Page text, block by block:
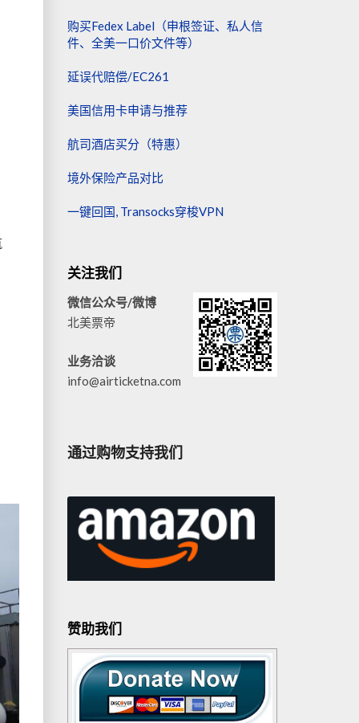
购买Fedex Label（申根签证、私人信
件、全美一口价文件等）
延误代赔偿/EC261
美国信用卡申请与推荐
航司酒店买分（特惠）
境外保险产品对比
一键回国, Transocks穿梭VPN
关注我们
微信公众号/微博
北美票帝
业务洽谈
info@airticketna.com
通过购物支持我们
赞助我们